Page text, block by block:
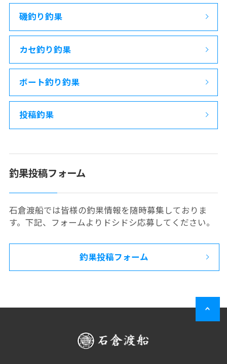
磯釣り釣果
カセ釣り釣果
ボート釣り釣果
投稿釣果
釣果投稿フォーム
石倉渡船では皆様の釣果情報を随時募集しておりま
す。下記、フォームよりドシドシ応募してください。
釣果投稿フォーム